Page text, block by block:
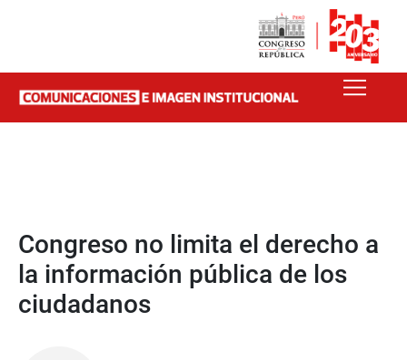
Congreso no limita el derecho a
la información pública de los
ciudadanos